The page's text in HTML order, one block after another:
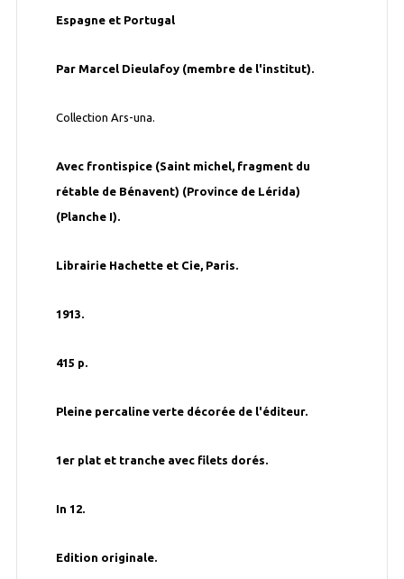
Espagne et Portugal
Par Marcel Dieulafoy (membre de l'institut).
Collection Ars-una.
Avec frontispice (Saint michel, fragment du
rétable de Bénavent) (Province de Lérida)
(Planche I).
Librairie Hachette et Cie, Paris.
1913.
415 p.
Pleine percaline verte décorée de l'éditeur.
1er plat et tranche avec filets dorés.
In 12.
Edition originale.